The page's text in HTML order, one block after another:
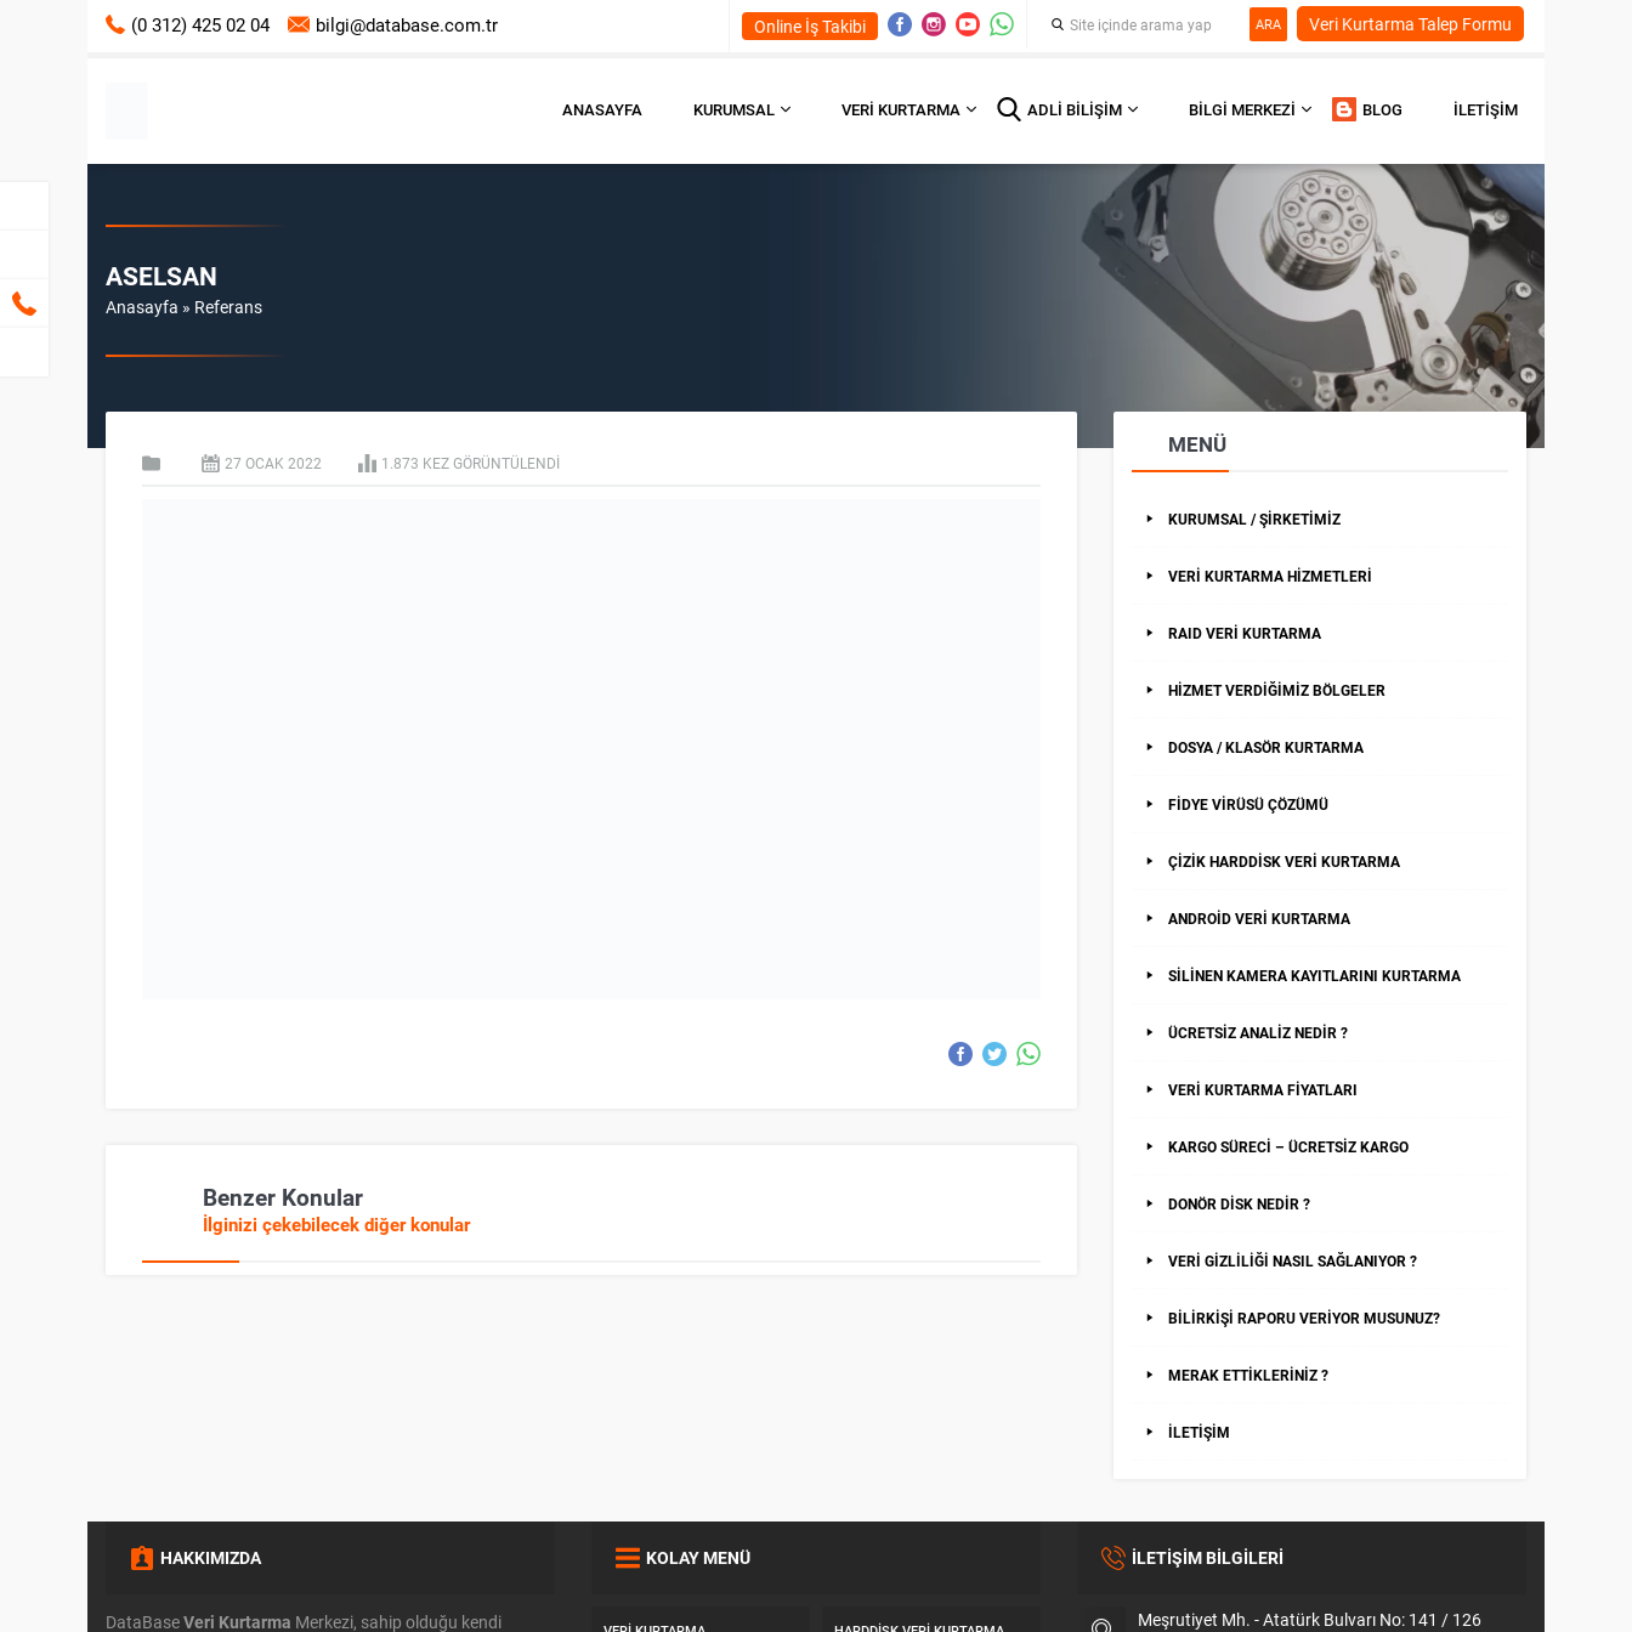
(0 312) 425 02 04 bilgi@database.com.tr Online İş Takibi Veri Kurtarma Talep Formu
ARA
ANASAYFA KURUMSAL VERI KURTARMA ADLI BILIŞIM BILGI MERKEZI BLOG İLETIŞIM
ASELSAN
Anasayfa » Referans
27 OCAK 2022 1.873 KEZ GÖRÜNTÜLENDI
Benzer Konular
İlginizi çekebilecek diğer konular
MENÜ
KURUMSAL / ŞİRKETİMİZ
VERİ KURTARMA HİZMETLERİ
RAID VERİ KURTARMA
HİZMET VERDİĞİMİZ BÖLGELER
DOSYA / KLASÖR KURTARMA
FİDYE VİRÜSÜ ÇÖZÜMÜ
ÇİZİK HARDDİSK VERİ KURTARMA
ANDROİD VERİ KURTARMA
SİLİNEN KAMERA KAYITLARINI KURTARMA
ÜCRETSİZ ANALİZ NEDİR ?
VERİ KURTARMA FİYATLARI
KARGO SÜRECİ – ÜCRETSİZ KARGO
DONÖR DİSK NEDİR ?
VERİ GİZLİLİĞİ NASIL SAĞLANIYOR ?
BİLİRKİŞİ RAPORU VERİYOR MUSUNUZ?
MERAK ETTİKLERİNİZ ?
İLETİŞİM
HAKKIMIZDA
DataBaseVeri Kurtarma Merkezi, sahip olduğu kendi
KOLAY MENÜ İLETİŞİM BİLGİLERİ
Meşrutiyet Mh. - Atatürk Bulvarı No: 141 / 126